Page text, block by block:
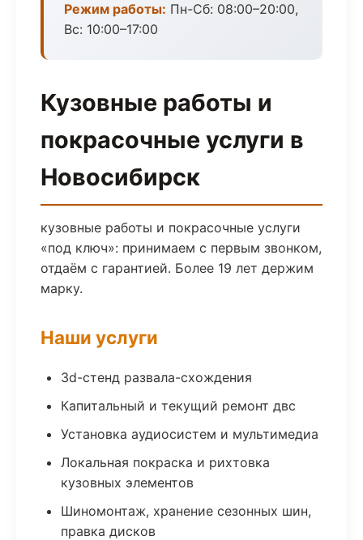
Режим работы: Пн-Сб: 08:00–20:00,
Вс: 10:00–17:00
Кузовные работы и
покрасочные услуги в
Новосибирск
кузовные работы и покрасочные услуги
«под ключ»: принимаем с первым звонком,
отдаём с гарантией. Более 19 лет держим
марку.
Наши услуги
3d-стенд развала-схождения
Капитальный и текущий ремонт двс
Установка аудиосистем и мультимедиа
Локальная покраска и рихтовка
кузовных элементов
Шиномонтаж, хранение сезонных шин,
правка дисков